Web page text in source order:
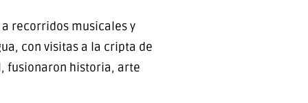
a recorridos musicales y
con visitas a la cripta de
fusionaron historia, arte